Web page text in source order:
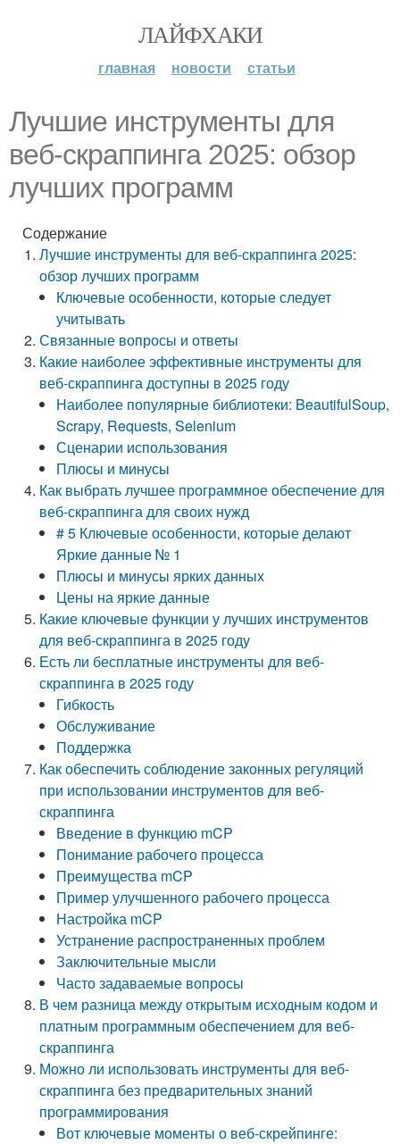
ЛАЙФХАКИ
главная новости статьи
Лучшие инструменты для
веб-скраппинга 2025: обзор
лучших программ
Содержание
Лучшие инструменты для веб-скраппинга 2025:
обзор лучших программ
Ключевые особенности, которые следует
учитывать
Связанные вопросы и ответы
Какие наиболее эффективные инструменты для
веб-скраппинга доступны в 2025 году
Наиболее популярные библиотеки: BeautifulSoup,
Scrapy, Requests, Selenium
Сценарии использования
Плюсы и минусы
Как выбрать лучшее программное обеспечение для
веб-скраппинга для своих нужд
# 5 Ключевые особенности, которые делают
Яркие данные № 1
Плюсы и минусы ярких данных
Цены на яркие данные
Какие ключевые функции у лучших инструментов
для веб-скраппинга в 2025 году
Есть ли бесплатные инструменты для веб-
скраппинга в 2025 году
Гибкость
Обслуживание
Поддержка
Как обеспечить соблюдение законных регуляций
при использовании инструментов для веб-
скраппинга
Введение в функцию mCP
Понимание рабочего процесса
Преимущества mCP
Пример улучшенного рабочего процесса
Настройка mCP
Устранение распространенных проблем
Заключительные мысли
Часто задаваемые вопросы
В чем разница между открытым исходным кодом и
платным программным обеспечением для веб-
скраппинга
Можно ли использовать инструменты для веб-
скраппинга без предварительных знаний
программирования
Вот ключевые моменты о веб-скрейпинге: